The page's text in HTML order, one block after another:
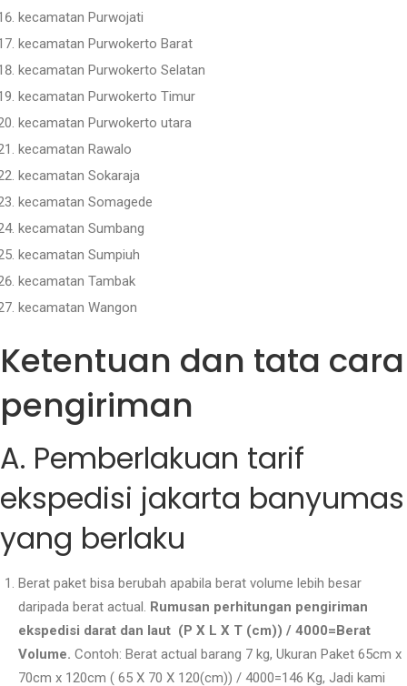
kecamatan Purwojati
kecamatan Purwokerto Barat
kecamatan Purwokerto Selatan
kecamatan Purwokerto Timur
kecamatan Purwokerto utara
kecamatan Rawalo
kecamatan Sokaraja
kecamatan Somagede
kecamatan Sumbang
kecamatan Sumpiuh
kecamatan Tambak
kecamatan Wangon
Ketentuan dan tata cara
pengiriman
A. Pemberlakuan tarif
ekspedisi jakarta banyumas
yang berlaku
Berat paket bisa berubah apabila berat volume lebih besar
daripada berat actual. Rumusan perhitungan pengiriman
ekspedisi darat dan laut (P X L X T (cm)) / 4000=Berat
Volume. Contoh: Berat actual barang 7 kg, Ukuran Paket 65cm x
70cm x 120cm ( 65 X 70 X 120(cm)) / 4000=146 Kg, Jadi kami